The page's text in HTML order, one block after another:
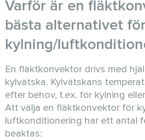
Varför är en
bästa alternativet för
kylning/
En fläktkonvektor drivs med
kylvätska. Kylvätskans
efter behov, t.ex. för kylning
Att välja en fläktkonvektor för
luftkonditionering har ett antal
beaktas: